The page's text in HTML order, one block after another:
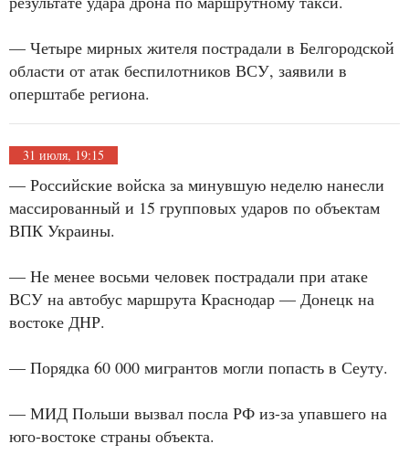
— Четыре мирных жителя пострадали в Белгородской
области от атак беспилотников ВСУ, заявили в
оперштабе региона.
31 июля, 19:15
— Российские войска за минувшую неделю нанесли
массированный и 15 групповых ударов по объектам
ВПК Украины.
— Не менее восьми человек пострадали при атаке
ВСУ на автобус маршрута Краснодар — Донецк на
востоке ДНР.
— Порядка 60 000 мигрантов могли попасть в Сеуту.
— МИД Польши вызвал посла РФ из-за упавшего на
юго-востоке страны объекта.